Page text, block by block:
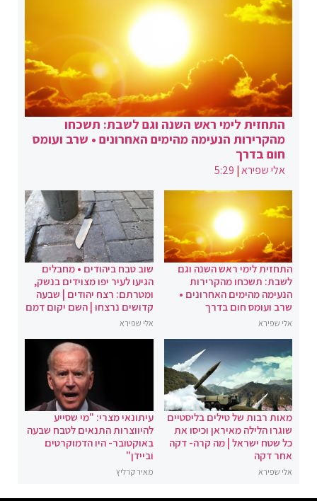
התחזית לימי ראש השנה וגם לשבת: תשכחו
מהקרירות הנעימה מהימים האחרונים • שרב ועומס
חום בדרך
אלי שפירא|
5:29
התחזית לימי ראש השנה וגם
לשבת: תשכחו מהקרירות
הנעימה מהימים האחרונים •
שרב ועומס חום בדרך
אלי שפירא
שוב טבח ביהודים • מחבלים
הגיעו לעיר יפו מצוידים בנשק,
ומטרתם: רצח יהודים | שבעה
קדושים נרצחו | השם יקום דמם
אלי שפירא
מאות רבות של טילים בליסטיים
שוגרו הלילה מאיראן וכיסו את
כל שטח ישראל | מה קרה- דקה
אחר דקה
אלי שפירא
עיתונאי מצרי: "מי שסייע
להיווצרות התנאים לטבח שבעה
באוקטובר- היו הדמוקרטים
וביידן"
מאיר קרליץ